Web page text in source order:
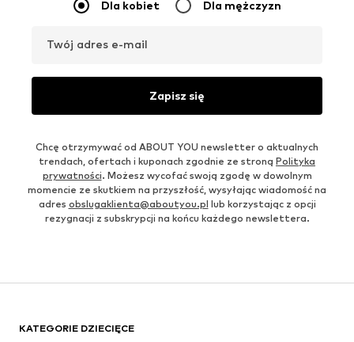
Dla kobiet Dla mężczyzn
Twój adres e-mail
Zapisz się
Chcę otrzymywać od ABOUT YOU newsletter o aktualnych
trendach, ofertach i kuponach zgodnie ze stroną Polityka
prywatności. Możesz wycofać swoją zgodę w dowolnym
momencie ze skutkiem na przyszłość, wysyłając wiadomość na
adres obslugaklienta@aboutyou.pl lub korzystając z opcji
rezygnacji z subskrypcji na końcu każdego newslettera.
KATEGORIE DZIECIĘCE